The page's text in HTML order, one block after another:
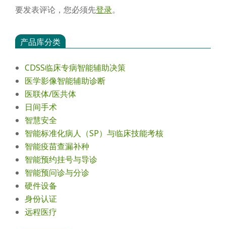
要发表评论，您必须先登录。
产品库分类
CDSS临床专病智能辅助决策
医学影像智能辅助诊断
医联体/医共体
日间手术
智慧安全
智能标准化病人（SP）与临床技能考核
智能疫苗查漏补种
智能预约挂号与导诊
智能预问诊与分诊
硬件设备
身份认证
远程医疗